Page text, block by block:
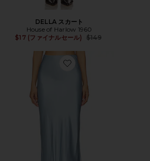
DELLA スカート
House of Harlow 1960
$17 (ファイナルセール)
Previous price:
$149
Favorite CHARLENE スカート